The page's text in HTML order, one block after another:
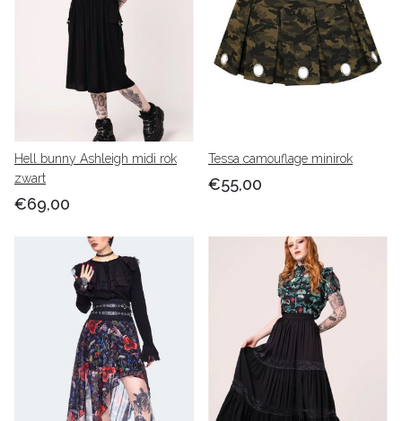
Hell bunny Ashleigh midi rok
zwart
€69,00
Tessa camouflage minirok
€55,00